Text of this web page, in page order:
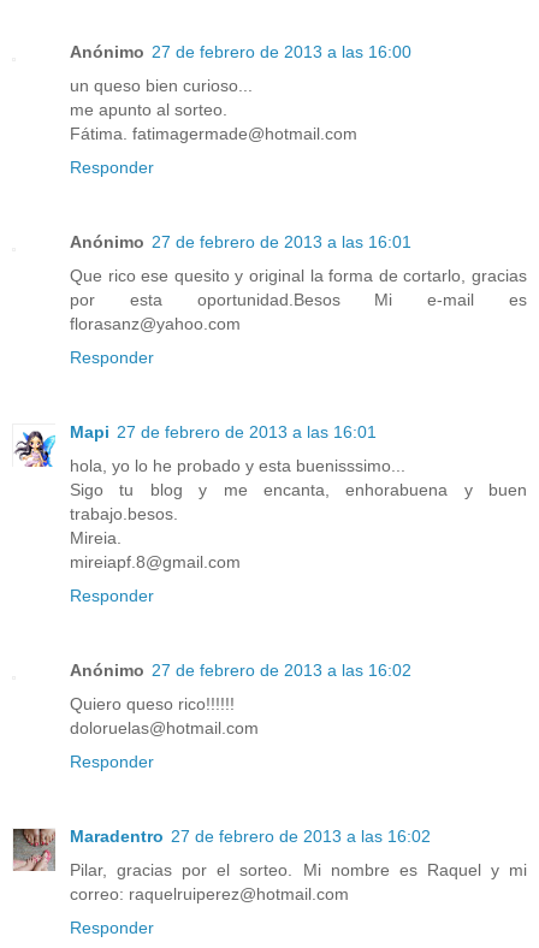
Anónimo 27 de febrero de 2013 a las 16:00
un queso bien curioso...
me apunto al sorteo.
Fátima. fatimagermade@hotmail.com
Responder
Anónimo 27 de febrero de 2013 a las 16:01
Que rico ese quesito y original la forma de cortarlo, gracias
por esta oportunidad.Besos Mi e-mail es
florasanz@yahoo.com
Responder
Mapi 27 de febrero de 2013 a las 16:01
hola, yo lo he probado y esta buenisssimo...
Sigo tu blog y me encanta, enhorabuena y buen
trabajo.besos.
Mireia.
mireiapf.8@gmail.com
Responder
Anónimo 27 de febrero de 2013 a las 16:02
Quiero queso rico!!!!!!
doloruelas@hotmail.com
Responder
Maradentro 27 de febrero de 2013 a las 16:02
Pilar, gracias por el sorteo. Mi nombre es Raquel y mi
correo: raquelruiperez@hotmail.com
Responder